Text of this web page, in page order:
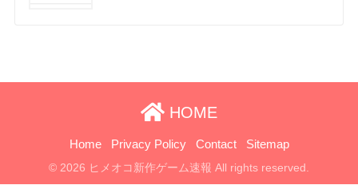
HOME
Home Privacy Policy Contact Sitemap
© 2026 ヒメオコ新作ゲーム速報 All rights reserved.